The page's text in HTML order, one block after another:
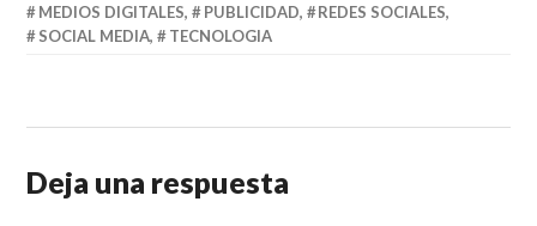
MEDIOS DIGITALES, PUBLICIDAD, REDES SOCIALES,
SOCIAL MEDIA, TECNOLOGIA
Deja una respuesta